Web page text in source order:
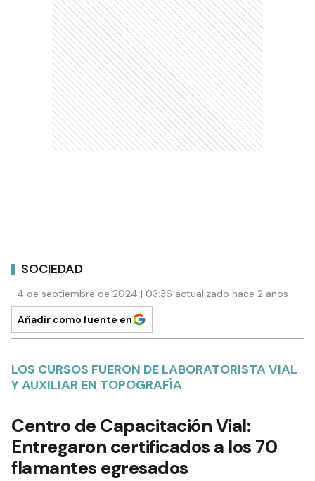
SOCIEDAD
4 de septiembre de 2024 | 03:36 actualizado hace 2 años
Añadir como fuente en
LOS CURSOS FUERON DE LABORATORISTA VIAL
Y AUXILIAR EN TOPOGRAFÍA
Centro de Capacitación Vial:
Entregaron certificados a los 70
flamantes egresados